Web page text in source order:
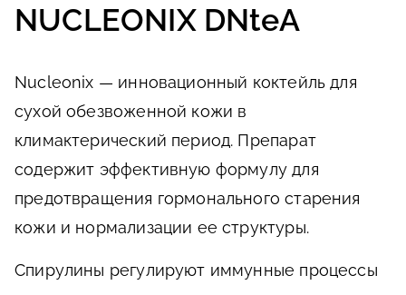
NUCLEONIX DNteA
Nucleonix — инновационный коктейль для
сухой обезвоженной кожи в
климактерический период. Препарат
содержит эффективную формулу для
предотвращения гормонального старения
кожи и нормализации ее структуры.
Спирулины регулируют иммунные процессы